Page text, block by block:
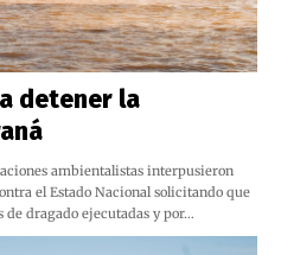
detener la
ambientalistas interpusieron
el Estado Nacional solicitando que
de dragado ejecutadas y por…